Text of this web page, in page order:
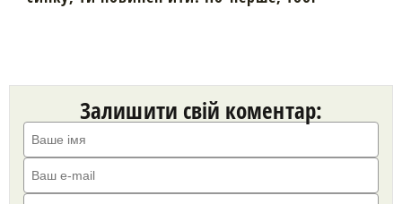
Залишити свій коментар: